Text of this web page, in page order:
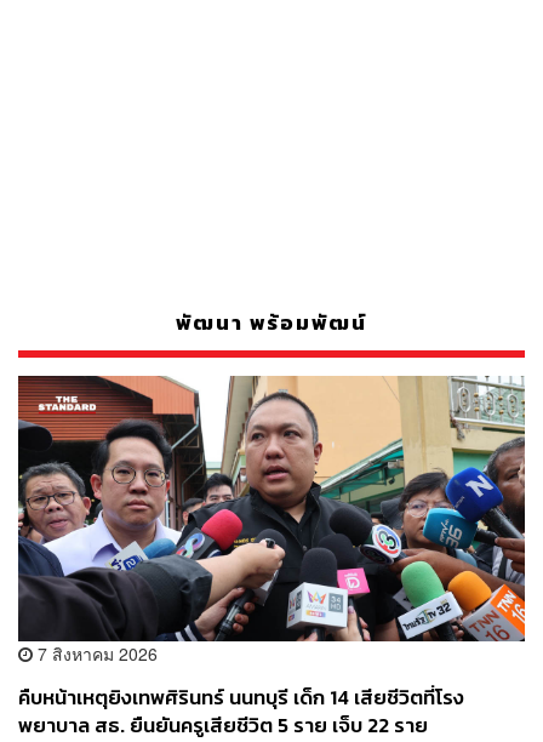
พัฒนา พร้อมพัฒน์
7 สิงหาคม 2026
คืบหน้าเหตุยิงเทพศิรินทร์ นนทบุรี เด็ก 14 เสียชีวิตที่โรง
พยาบาล สธ. ยืนยันครูเสียชีวิต 5 ราย เจ็บ 22 ราย